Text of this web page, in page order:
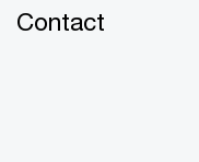
Contact